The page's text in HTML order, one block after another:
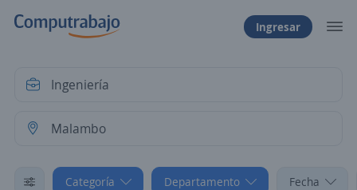
Ingresar
Categoría Departamento Fecha